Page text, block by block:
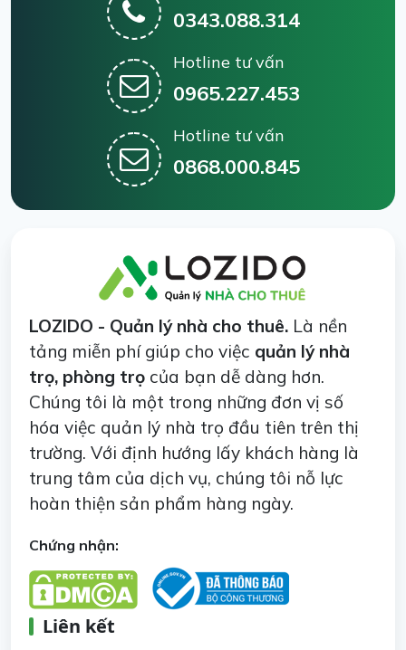
0343.088.314
Hotline tư vấn
0965.227.453
Hotline tư vấn
0868.000.845
LOZIDO - Quản lý nhà cho thuê. Là nền
tảng miễn phí giúp cho việc quản lý nhà
trọ, phòng trọ của bạn dễ dàng hơn.
Chúng tôi là một trong những đơn vị số
hóa việc quản lý nhà trọ đầu tiên trên thị
trường. Với định hướng lấy khách hàng là
trung tâm của dịch vụ, chúng tôi nỗ lực
hoàn thiện sản phẩm hàng ngày.
Chứng nhận:
Liên kết